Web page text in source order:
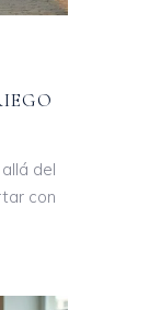
del
con